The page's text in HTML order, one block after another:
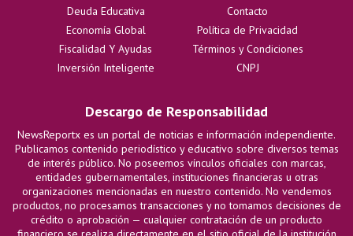
Deuda Educativa
Economía Global
Fiscalidad Y Ayudas
Inversión Inteligente
Contacto
Política de Privacidad
Términos y Condiciones
CNPJ
Descargo de Responsabilidad
NewsReportx es un portal de noticias e información independiente.
Publicamos contenido periodístico y educativo sobre diversos temas
de interés público. No poseemos vínculos oficiales con marcas,
entidades gubernamentales, instituciones financieras u otras
organizaciones mencionadas en nuestro contenido. No vendemos
productos, no procesamos transacciones y no tomamos decisiones de
crédito o aprobación — cualquier contratación de un producto